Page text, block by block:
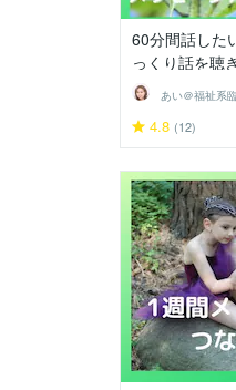
60分間話した
っくり話を聴
4.8 (12)